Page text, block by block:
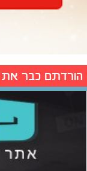
הורדתם כבר את